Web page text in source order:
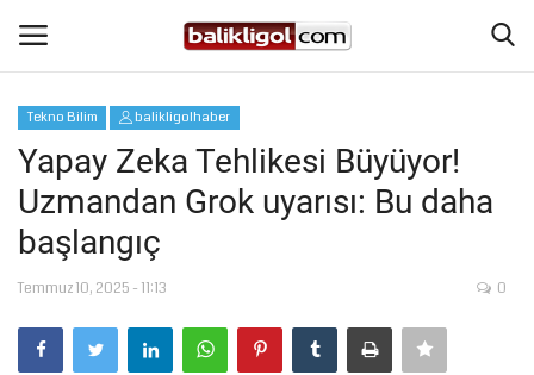
Giriş Yap
Anasayfa
Magazin
Tekno Bilim balikligolhaber
Yapay Zeka Tehlikesi Büyüyor!
Uzmandan Grok uyarısı: Bu daha
başlangıç
Temmuz 10, 2025 - 11:13 0